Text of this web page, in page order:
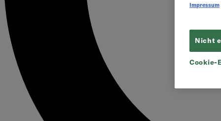
Impressum
Cookie-
Nicht